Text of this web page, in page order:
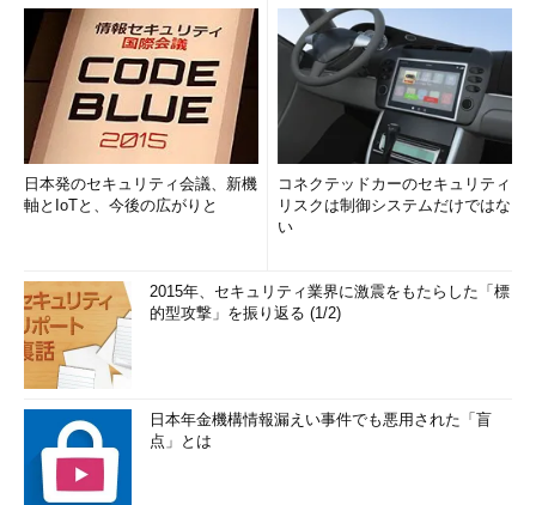
日本発のセキュリティ会議、新機
軸とIoTと、今後の広がりと
コネクテッドカーのセキュリティ
リスクは制御システムだけではな
い
2015年、セキュリティ業界に激震をもたらした「標
的型攻撃」を振り返る (1/2)
日本年金機構情報漏えい事件でも悪用された「盲
点」とは